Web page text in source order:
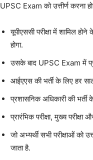
UPSC Exam को उत्तीर्ण करना
यूपीएससी परीक्षा में शामिल
होगा.
उसके बाद UPSC Exam में
आईएएस की भर्ती के लिए हर
प्रशासनिक अधिकारी की भर्ती
प्रारंभिक परीक्षा, मुख्य परीक्षा
जो अभ्यर्थी सभी परीक्षाओं को
जाता है.